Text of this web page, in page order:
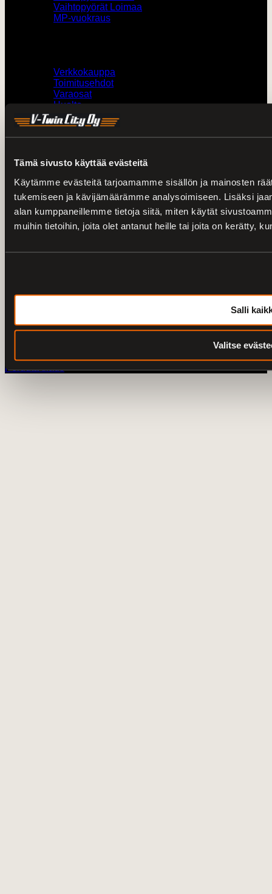
Tämä sivusto käyttää evästeitä
Käytämme evästeitä tarjoamamme sisällön ja mainosten
tukemiseen ja kävijämäärämme analysoimiseen. Lisäksi
alan kumppaneillemme tietoja siitä, miten käytät
muihin tietoihin, joita olet antanut heille tai joita on kerätty,
Salli
Valitse
Vaihtopyörät Loimaa
MP-vuokraus
Verkkokauppa
Toimitusehdot
Varaosat
Huolto
Ajankohtaista
Kaikki kampanjat
0207436820 /V-Twin City Loimaa
0103273180 /Harley-Davidson Turku
vtwin@vtwincity.fi
V-Twin City Oy
Harley-Davidson Turku
© 2026 V-Twin City Oy
Peruuta tilaus